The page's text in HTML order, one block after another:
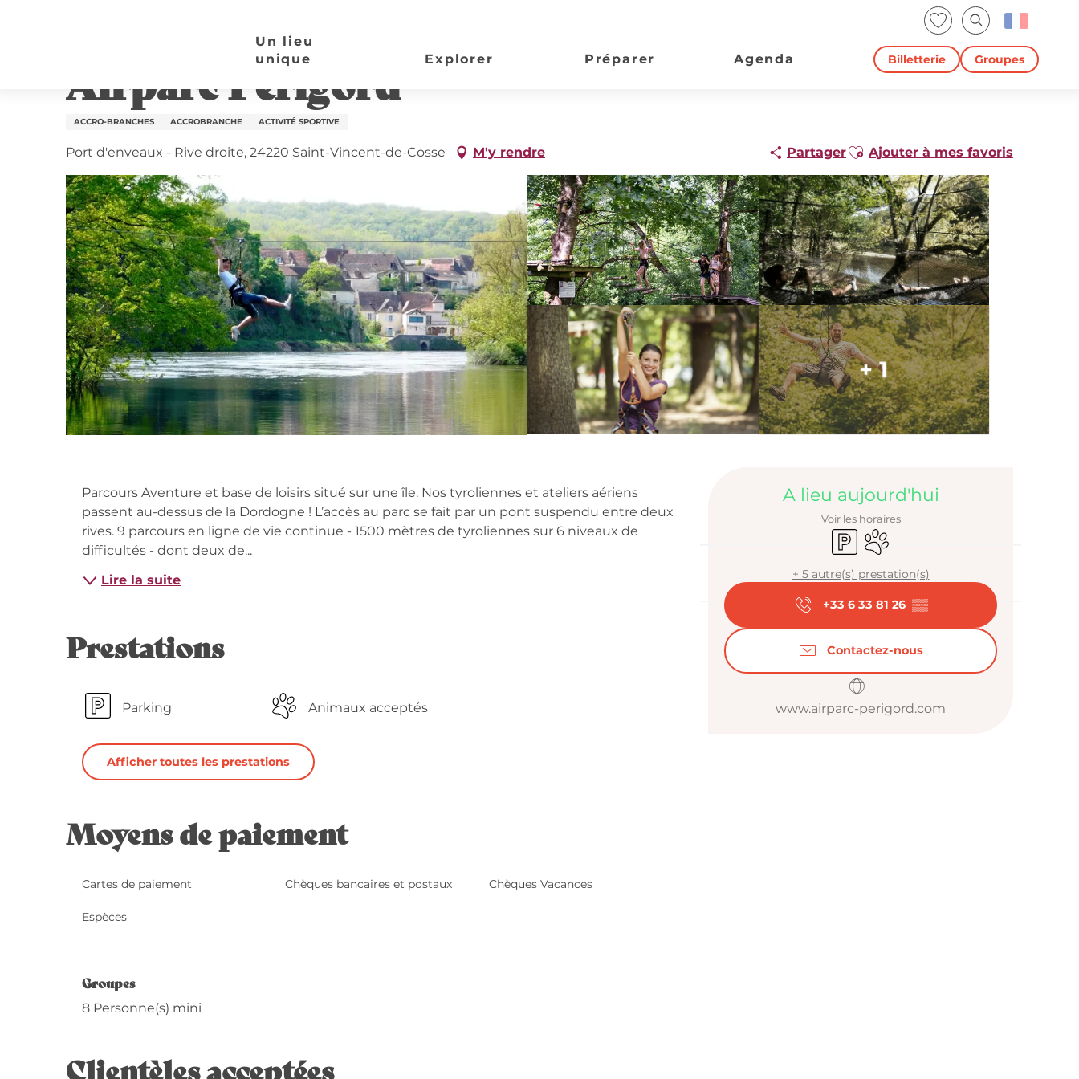
Voir les favoris
Recherche
Billetterie Groupes
Un lieu
unique
Explorer Préparer Agenda
Airparc Périgord
ACCRO-BRANCHES ACCROBRANCHE ACTIVITÉ SPORTIVE
Port d'enveaux - Rive droite, 24220 Saint-Vincent-de-Cosse M'y rendre PartagerAjouter aux favoris
Ajouter à mes favoris
+ 1
Ouverture
A lieu aujourd'hui
Voir les horaires
ParkingAnimaux acceptés
+ 5 autre(s) prestation(s)
+33 6 33 81 26 ▒▒
Contactez-nous
www.airparc-perigord.com
Description
Parcours Aventure et base de loisirs situé sur une île. Nos tyroliennes et ateliers aériens
passent au-dessus de la Dordogne ! L’accès au parc se fait par un pont suspendu entre deux
rives. 9 parcours en ligne de vie continue - 1500 mètres de tyroliennes sur 6 niveaux de
difficultés - dont deux de...
Lire la suite
Prestations
Parking Animaux acceptés
Afficher toutes les prestations
Moyens de paiement
Cartes de paiement Chèques bancaires et postaux Chèques Vacances
Espèces
Groupes
Groupes
8 Personne(s) mini
Clientèles acceptées